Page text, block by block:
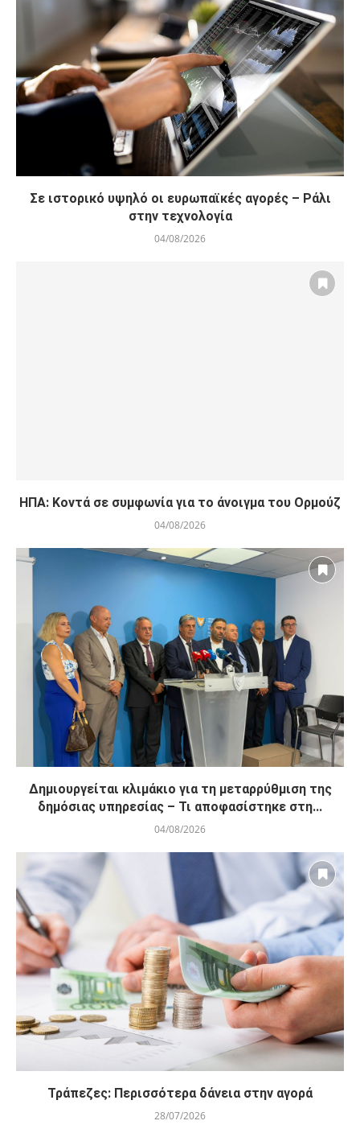
Σε ιστορικό υψηλό οι ευρωπαϊκές αγορές – Ράλι
στην τεχνολογία
04/08/2026
ΗΠΑ: Κοντά σε συμφωνία για το άνοιγμα του Ορμούζ
04/08/2026
Δημιουργείται κλιμάκιο για τη μεταρρύθμιση της
δημόσιας υπηρεσίας – Τι αποφασίστηκε στη...
04/08/2026
Τράπεζες: Περισσότερα δάνεια στην αγορά
28/07/2026